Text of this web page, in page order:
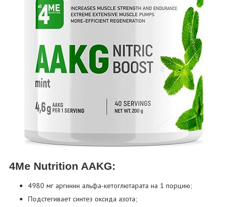
4Me Nutrition AAKG:
4980 мг аргинин альфа-кетоглютарата на 1 порцию;
Подстегивает синтез оксида азота;